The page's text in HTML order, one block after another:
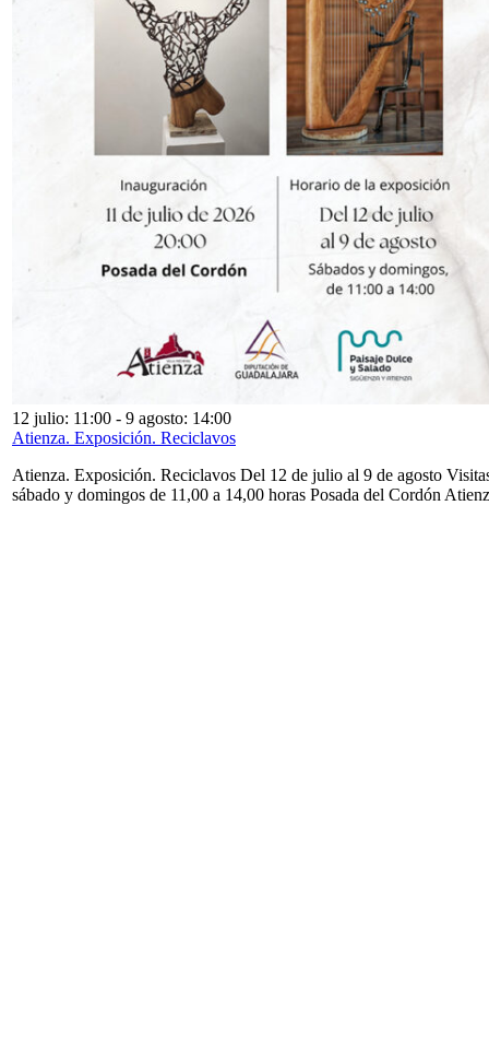
12 julio: 11:00 - 9 agosto: 14:00
Atienza. Exposición. Reciclavos
Atienza. Exposición. Reciclavos Del 12 de julio al 9 de agosto
sábado y domingos de 11,00 a 14,00 horas Posada del Cordón